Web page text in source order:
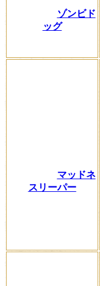
ゾンビド
ッグ
マッドネ
スリーパー